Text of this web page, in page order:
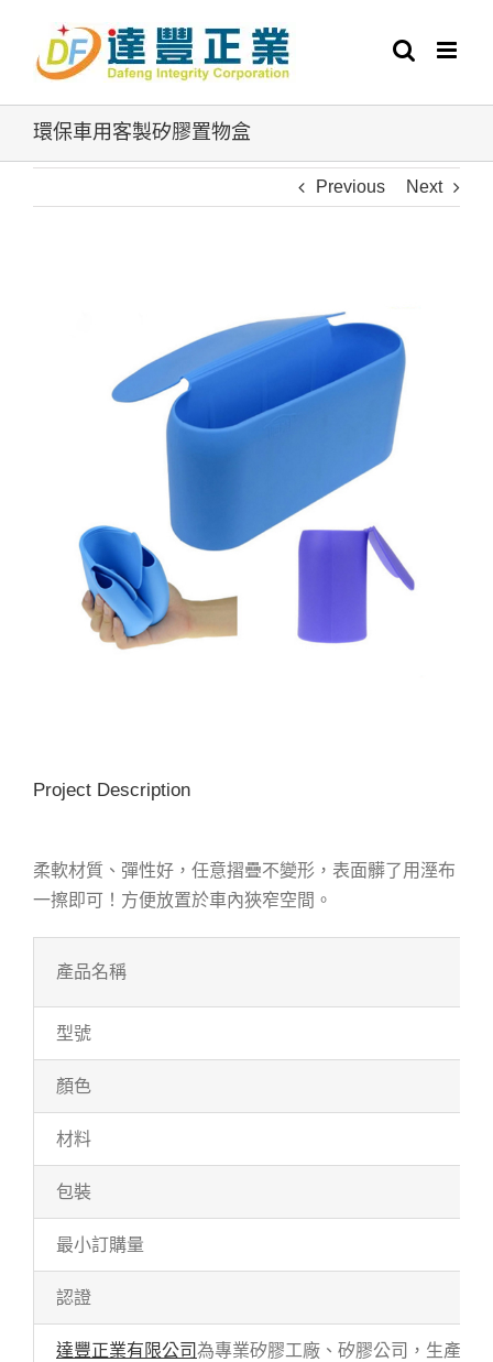
content
環保車用客製矽膠置物盒
Previous Next
Project Description
柔軟材質、彈性好，任意摺疊不變形，表面髒了用溼布
一擦即可！方便放置於車內狹窄空間。
產品名稱
型號
顏色
材料
包裝
最小訂購量
認證
達豐正業有限公司為專業矽膠工廠、矽膠公司，生產各